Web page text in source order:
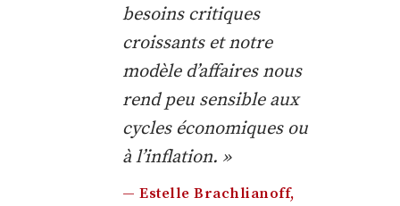
besoins critiques
croissants et notre
modèle d’affaires nous
rend peu sensible aux
cycles économiques ou
à l’inflation. »
— Estelle Brachlianoff,